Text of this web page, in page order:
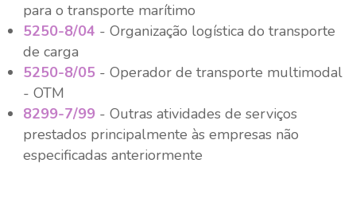
para o transporte marítimo
5250-8/04 - Organização logística do transporte
de carga
5250-8/05 - Operador de transporte multimodal
- OTM
8299-7/99 - Outras atividades de serviços
prestados principalmente às empresas não
especificadas anteriormente